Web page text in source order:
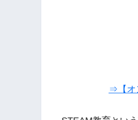
⇒【オ